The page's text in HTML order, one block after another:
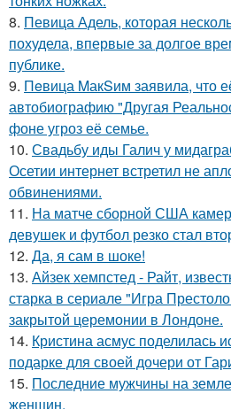
8. Певица Адель, которая
похудела, впервые за долгое
публике.
9. Пeвица MакSим заявила, что
автобиографию "Другая
фоне угроз её семье.
10. Свадьбу иды Галич у
Осетии интернет встретил не
обвинениями.
11. На матче сборной США
девушек и футбол резко стал
12. Да, я сам в шоке!
13. Айзек хемпстед - Райт,
старка в сериале "Игра
закрытой церемонии в Лондоне.
14. Кристина асмус поделилась
подарке для своей дочери от
15. Последние мужчины на
женщин.